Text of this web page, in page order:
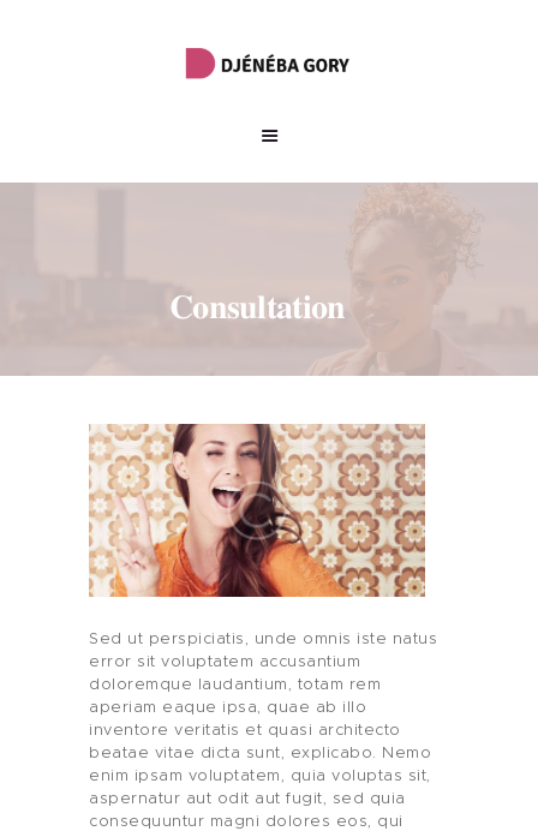
Consultation
Sed ut perspiciatis, unde omnis iste natus
error sit voluptatem accusantium
doloremque laudantium, totam rem
aperiam eaque ipsa, quae ab illo
inventore veritatis et quasi architecto
beatae vitae dicta sunt, explicabo. Nemo
enim ipsam voluptatem, quia voluptas sit,
aspernatur aut odit aut fugit, sed quia
consequuntur magni dolores eos, qui